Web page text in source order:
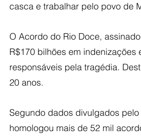
casca e trabalhar pelo povo de
O Acordo do Rio Doce,
R$170 bilhões em
responsáveis pela tragédia.
20 anos.
Segundo dados divulgados
homologou mais de 52 mil